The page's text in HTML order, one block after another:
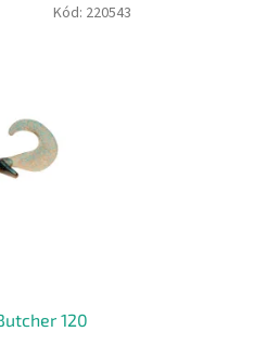
120
Kód: 220543